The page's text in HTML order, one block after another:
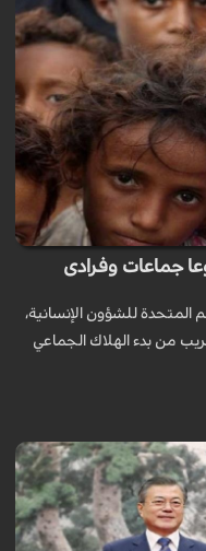
جماعات وفرادى
المتحدة للشؤون الإنسانية،
من بدء الهلاك الجماعي